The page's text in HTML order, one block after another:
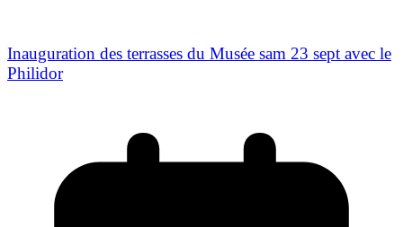
Inauguration des terrasses du Musée sam 23 sept avec le
Philidor